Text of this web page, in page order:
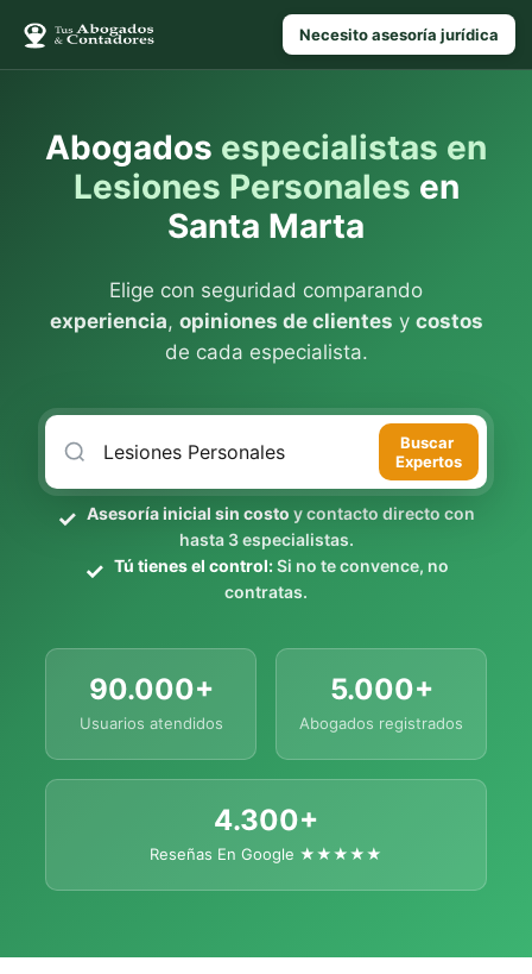
Necesito asesoría jurídica
Abogados especialistas en
Lesiones Personales en
Santa Marta
Elige con seguridad comparando
experiencia, opiniones de clientes y costos
de cada especialista.
Buscar
Expertos
Asesoría inicial sin costo y contacto directo con
hasta 3 especialistas.
Tú tienes el control:Si no te convence, no
contratas.
90.000+
Usuarios atendidos
5.000+
Abogados registrados
4.300+
Reseñas En Google ★★★★★